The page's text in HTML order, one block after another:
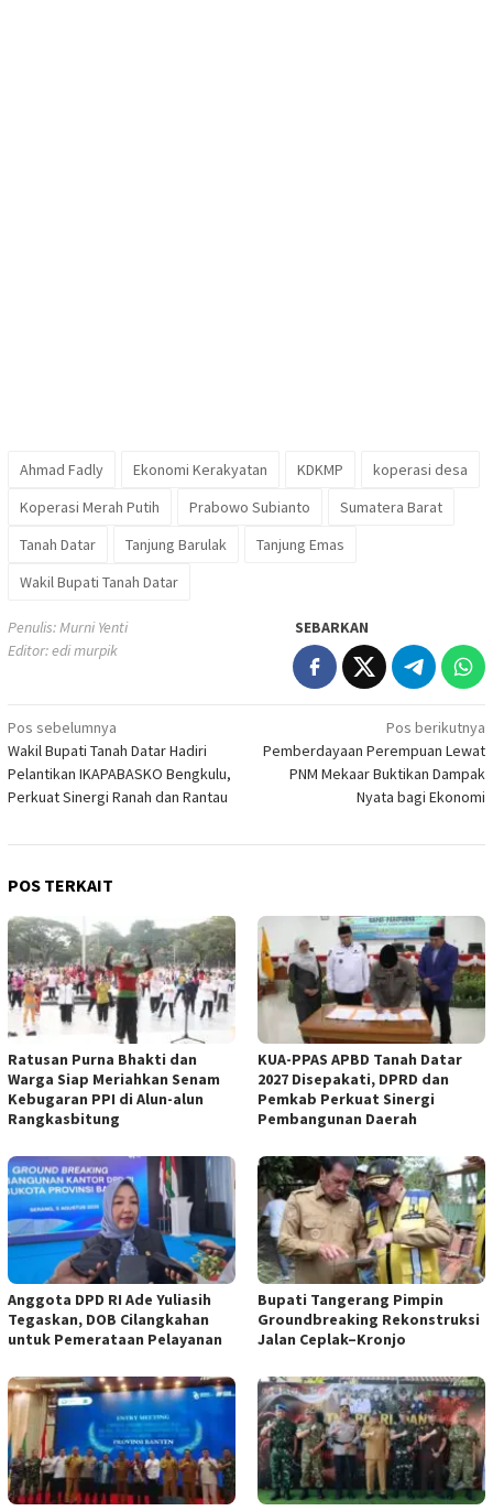
Ahmad Fadly Ekonomi Kerakyatan KDKMP
koperasi desa
Koperasi Merah Putih
Prabowo Subianto
Sumatera Barat
Tanah Datar
Tanjung Barulak
Tanjung Emas
Wakil Bupati Tanah Datar
Penulis: Murni Yenti
Editor: edi murpik
SEBARKAN
Navigasi
pos
Pos sebelumnya
Wakil Bupati Tanah Datar Hadiri
Pelantikan IKAPABASKO Bengkulu,
Perkuat Sinergi Ranah dan Rantau
Pos berikutnya
Pemberdayaan Perempuan Lewat
PNM Mekaar Buktikan Dampak
Nyata bagi Ekonomi
POS TERKAIT
Ratusan Purna Bhakti dan
Warga Siap Meriahkan Senam
Kebugaran PPI di Alun-alun
Rangkasbitung
KUA-PPAS APBD Tanah Datar
2027 Disepakati, DPRD dan
Pemkab Perkuat Sinergi
Pembangunan Daerah
Anggota DPD RI Ade Yuliasih
Tegaskan, DOB Cilangkahan
untuk Pemerataan Pelayanan
Bupati Tangerang Pimpin
Groundbreaking Rekonstruksi
Jalan Ceplak–Kronjo